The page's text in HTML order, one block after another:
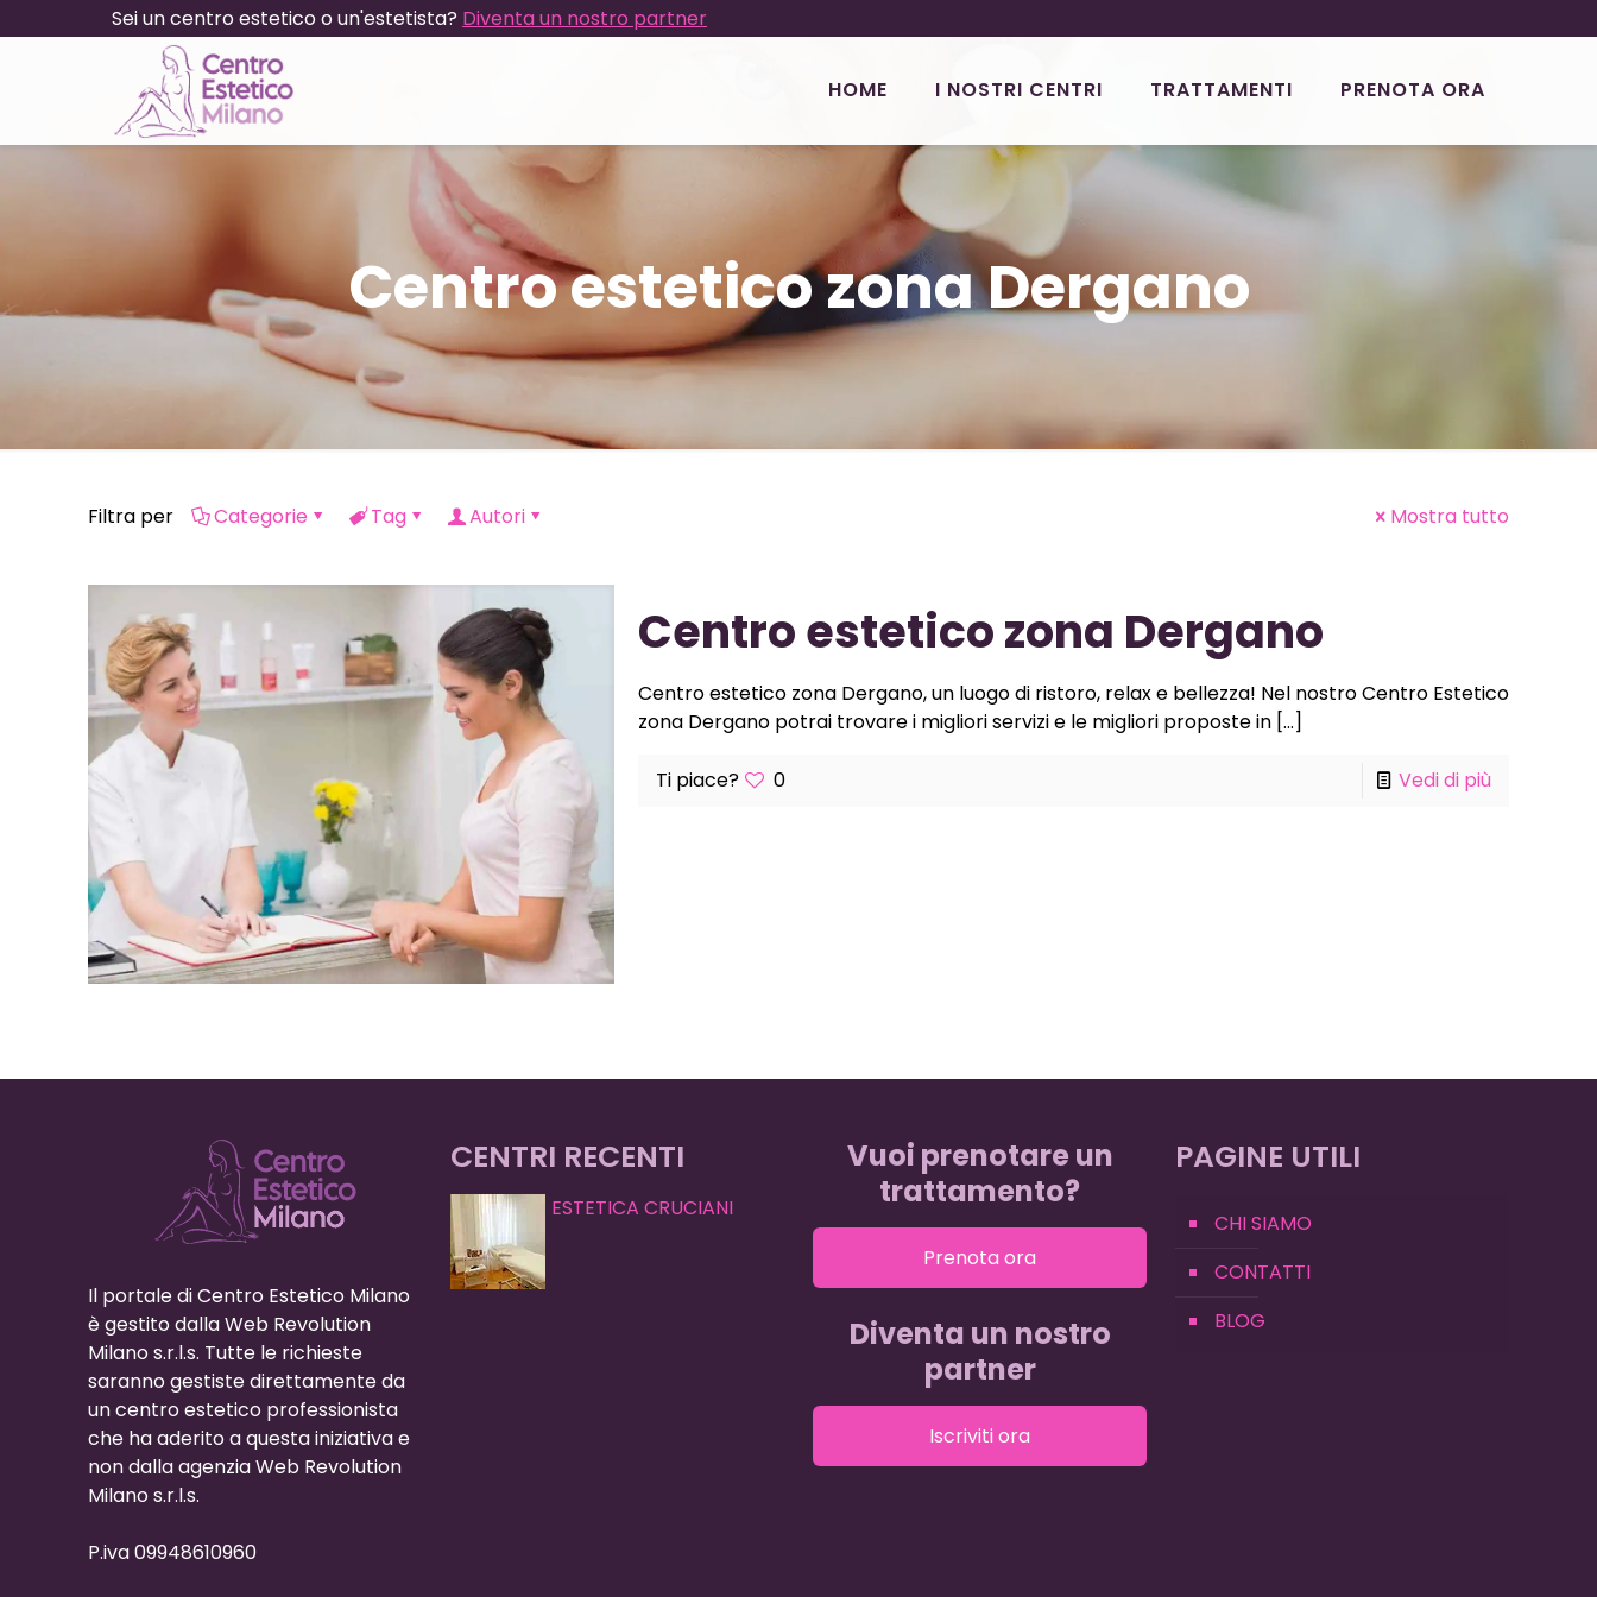
Sei un centro estetico o un'estetista? Diventa un nostro partner
HOME I NOSTRI CENTRI TRATTAMENTI PRENOTA ORA
Centro estetico zona Dergano
Filtra per Categorie Tag Autori Mostra tutto
Centro estetico zona Dergano
Centro estetico zona Dergano, un luogo di ristoro, relax e bellezza! Nel nostro Centro Estetico
zona Dergano potrai trovare i migliori servizi e le migliori proposte in[…]
Ti piace? 0 Vedi di più
Il portale di Centro Estetico Milano
è gestito dalla Web Revolution
Milano s.r.l.s. Tutte le richieste
saranno gestiste direttamente da
un centro estetico professionista
che ha aderito a questa iniziativa e
non dalla agenzia Web Revolution
Milano s.r.l.s.
P.iva 09948610960
CENTRI RECENTI
ESTETICA CRUCIANI
Vuoi prenotare un
trattamento?
Prenota ora
Diventa un nostro
partner
Iscriviti ora
PAGINE UTILI
CHI SIAMO
CONTATTI
BLOG